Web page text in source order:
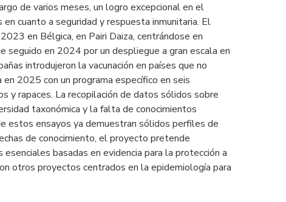
de varios meses, un logro excepcional en el
cuanto a seguridad y respuesta inmunitaria. El
en Bélgica, en Pairi Daiza, centrándose en
seguido en 2024 por un despliegue a gran escala en
introdujeron la vacunación en países que no
2025 con un programa específico en seis
y rapaces. La recopilación de datos sólidos sobre
taxonómica y la falta de conocimientos
estos ensayos ya demuestran sólidos perfiles de
de conocimiento, el proyecto pretende
basadas en evidencia para la protección a
otros proyectos centrados en la epidemiología para